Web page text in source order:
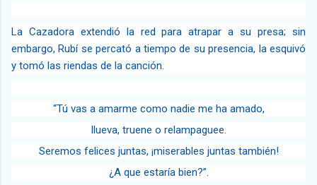
La Cazadora extendió la red para atrapar a su presa; sin
embargo, Rubí se percató a tiempo de su presencia, la esquivó
y tomó las riendas de la canción.
“Tú vas a amarme como nadie me ha amado,
llueva, truene o relampaguee.
Seremos felices juntas, ¡miserables juntas también!
¿A que estaría bien?”.